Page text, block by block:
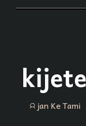
jan jan Ke Tami